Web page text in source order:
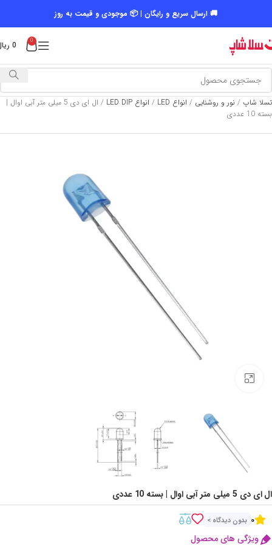
🚚 ارسال سریع و رایگان | 📦 موجودی و قیمت به روز
0
0
تسلا شاپ / نور و روشنایی / انواع LED / انواع LED DIP /
ال ای دی 5 میلی متر آبی اوال |
بسته 10 عددی
ال ای دی 5 میلی متر آبی اوال | بسته 10 عددی
0 بدون دیدگاه >
ویژگی های محصول